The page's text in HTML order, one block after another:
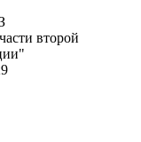
второй